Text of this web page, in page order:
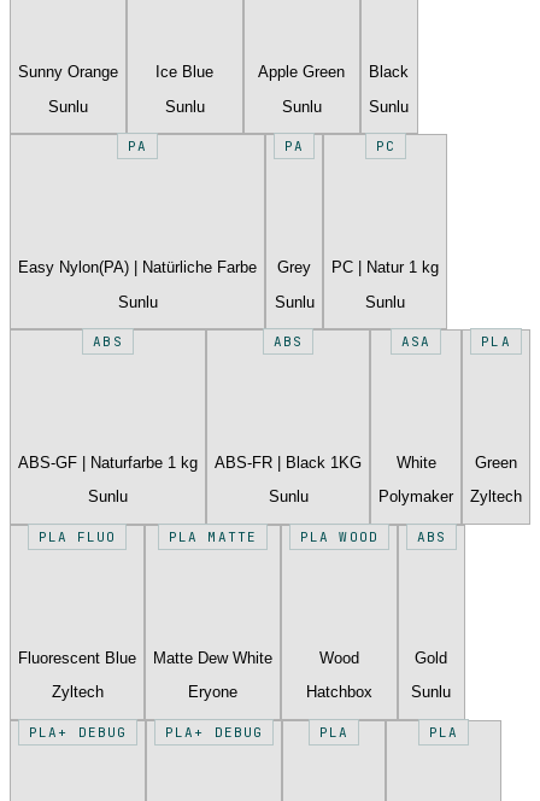
Sunny Orange
Sunlu
Ice Blue
Sunlu
Apple Green
Sunlu
Black
Sunlu
PA
Easy Nylon(PA) | Natürliche Farbe
Sunlu
PA
Grey
Sunlu
PC
PC | Natur 1 kg
Sunlu
ABS
ABS-GF | Naturfarbe 1 kg
Sunlu
ABS
ABS-FR | Black 1KG
Sunlu
ASA
White
Polymaker
PLA
Green
Zyltech
PLA FLUO
Fluorescent Blue
Zyltech
PLA MATTE
Matte Dew White
Eryone
PLA WOOD
Wood
Hatchbox
ABS
Gold
Sunlu
PLA+ DEBUG PLA+ DEBUG PLA PLA